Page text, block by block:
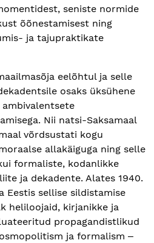
seniste normide
õõnestamisest ning
ja tajupraktikate
eelõhtul ja selle
osaks üksühene
Nii natsi-Saksamaal
võrdsustati kogu
allakäiguga ning selle
formaliste, kodanlikke
ja dekadente. Alates 1940.
Eestis sellise sildistamise
heliloojaid, kirjanikke ja
propagandistlikud
ja formalism ‒